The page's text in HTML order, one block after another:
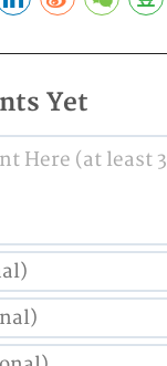
Yet
Here (at least